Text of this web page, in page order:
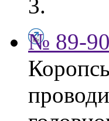
3.
№ 89-90